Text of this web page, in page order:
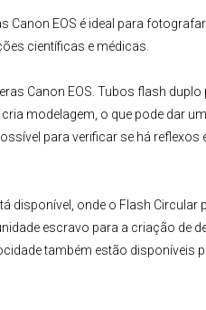
Canon EOS é ideal para
científicas e médicas.
Canon EOS . Tubos flash
modelagem, o que pode dar
para verificar se há
disponível, onde o Flash Circular
escravo para a criação de
também estão disponíveis